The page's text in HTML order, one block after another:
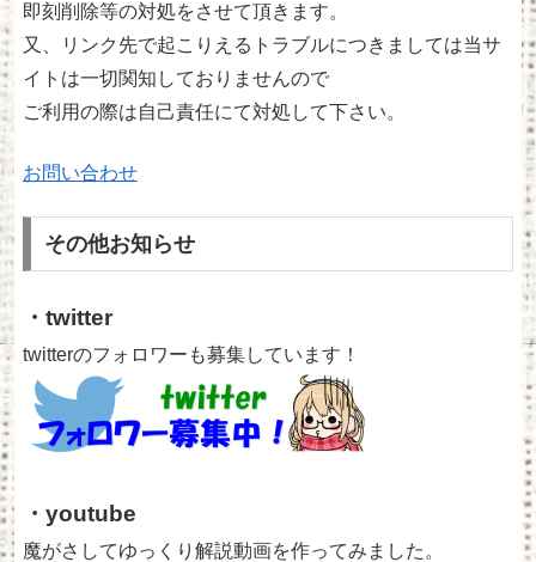
即刻削除等の対処をさせて頂きます。
又、リンク先で起こりえるトラブルにつきましては当サ
イトは一切関知しておりませんので
ご利用の際は自己責任にて対処して下さい。
お問い合わせ
その他お知らせ
・twitter
twitterのフォロワーも募集しています！
・youtube
魔がさしてゆっくり解説動画を作ってみました。